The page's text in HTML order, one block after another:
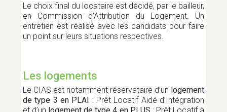
HABITAT
MOBILITÉ
Le choix final du locataire est décidé, par le bailleur,
en Commission d’Attribution du Logement. Un
entretien est réalisé avec les candidats pour faire
un point sur leurs situations respectives.
Les logements
Le CIAS est notamment réservataire d’un logement
de type 3 en PLAI : Prêt Locatif Aidé d’Intégration